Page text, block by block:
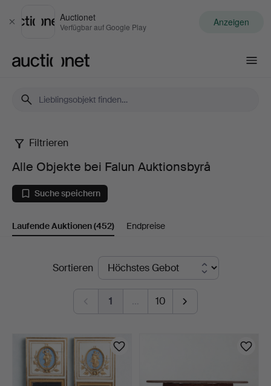
Schließen
Auctionet
Verfügbar auf Google Play Anzeigen
Alle
Objekte
bei
Falun
Auktionsbyrå
Filtrieren
Alle Objekte bei Falun Auktionsbyrå
Suche speichern
Laufende Auktionen(452) Endpreise
LaufendeSortieren
1 … 10